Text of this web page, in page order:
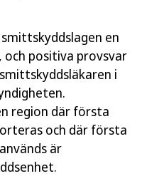
en
och positiva provsvar
i
region där första
och där första
är